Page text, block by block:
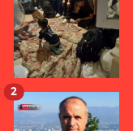
2